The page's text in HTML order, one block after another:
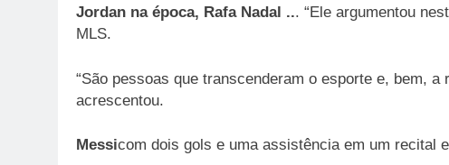
Jordan na época, Rafa Nadal ... “Ele argumentou
MLS.
“São pessoas que transcenderam o esporte e, bem,
acrescentou.
Messicom dois gols e uma assistência em um recital